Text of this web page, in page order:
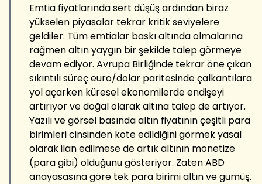
Emtia fiyatlarında sert düşüş ardından biraz
yükselen piyasalar tekrar kritik seviyelere
geldiler. Tüm emtialar baskı altında olmalarına
rağmen altın yaygın bir şekilde talep görmeye
devam ediyor. Avrupa Birliğinde tekrar öne çıkan
sıkıntılı süreç euro/dolar paritesinde çalkantılara
yol açarken küresel ekonomilerde endişeyi
artırıyor ve doğal olarak altına talep de artıyor.
Yazılı ve görsel basında altın fiyatının çeşitli para
birimleri cinsinden kote edildiğini görmek yasal
olarak ilan edilmese de artık altının monetize
(para gibi) olduğunu gösteriyor. Zaten ABD
anayasasına göre tek para birimi altın ve gümüş.